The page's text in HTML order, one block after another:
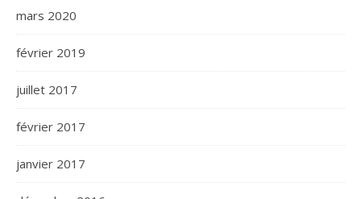
mars 2020
février 2019
juillet 2017
février 2017
janvier 2017